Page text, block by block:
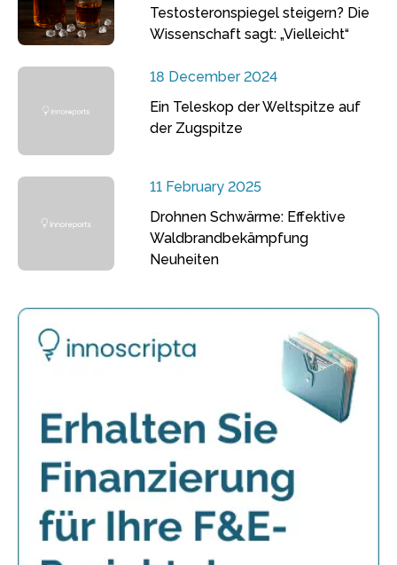
Testosteronspiegel steigern? Die
Wissenschaft sagt: „Vielleicht“
18 December 2024
Ein Teleskop der Weltspitze auf
der Zugspitze
11 February 2025
Drohnen Schwärme: Effektive
Waldbrandbekämpfung
Neuheiten